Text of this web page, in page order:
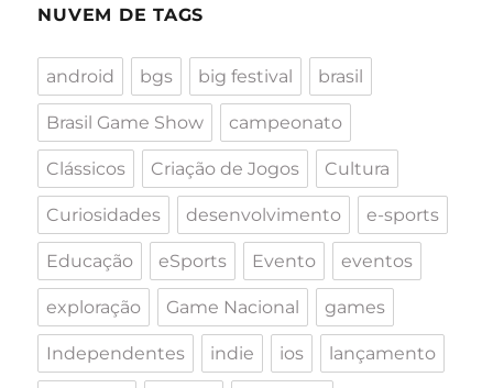
NUVEM DE TAGS
android bgs big festival brasil
Brasil Game Show campeonato
Clássicos Criação de Jogos Cultura
Curiosidades desenvolvimento e-sports
Educação eSports Evento eventos
exploração Game Nacional games
Independentes indie ios lançamento